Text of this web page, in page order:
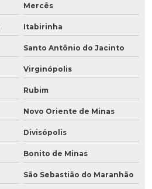
Mercês
Itabirinha
Santo Antônio do Jacinto
Virginópolis
Rubim
Novo Oriente de Minas
Divisópolis
Bonito de Minas
São Sebastião do Maranhão